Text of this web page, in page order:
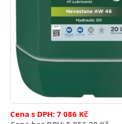
Cena s DPH: 7 086 Kč